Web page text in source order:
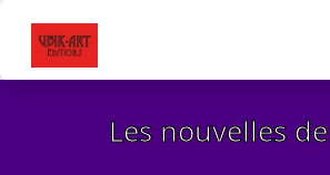
Les nouvelles